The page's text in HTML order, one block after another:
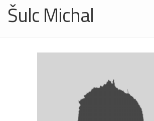
Kontakt-rezervace
Šulc Michal